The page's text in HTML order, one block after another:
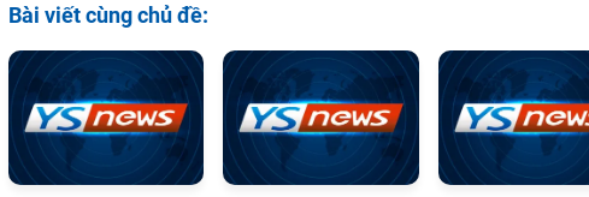
Bài viết cùng chủ đề: